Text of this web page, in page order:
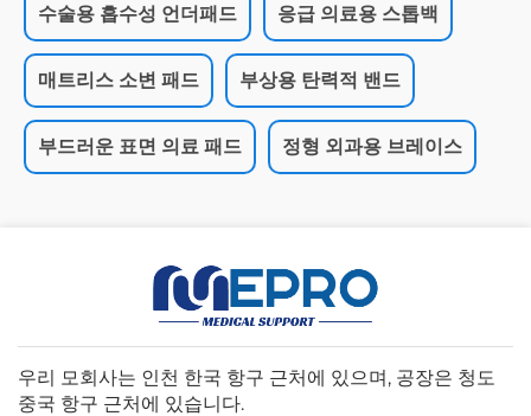
수술용 흡수성 언더패드 응급 의료용 스톱백
매트리스 소변 패드 부상용 탄력적 밴드
부드러운 표면 의료 패드 정형 외과용 브레이스
우리 모회사는 인천 한국 항구 근처에 있으며, 공장은 청도
중국 항구 근처에 있습니다.